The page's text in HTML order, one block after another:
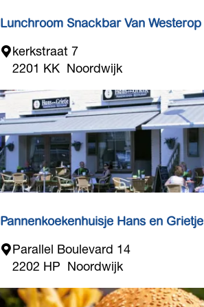
Lunchroom Snackbar Van Westerop
L
c
h
r
o
o
m
n
c
b
kerkstraat 7
2201 KK Noordwijk
Pannenkoekenhuisje Hans en Grietje
P
n
Parallel Boulevard 14
2202 HP Noordwijk